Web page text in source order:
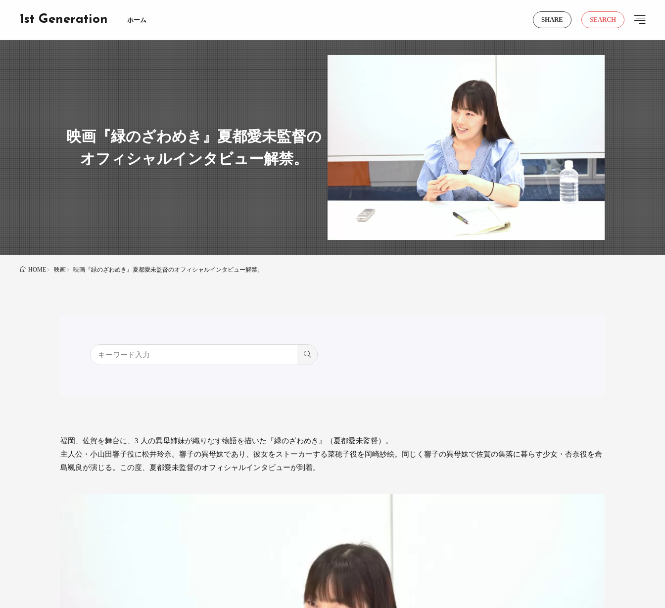
1st Generation ホーム SHARE SEARCH
映画『緑のざわめき』夏都愛未監督の
オフィシャルインタビュー解禁。
HOME 映画 映画『緑のざわめき』夏都愛未監督のオフィシャルインタビュー解禁。
福岡、佐賀を舞台に、3 人の異母姉妹が織りなす物語を描いた『緑のざわめき』（夏都愛未監督）。
主人公・小山田響子役に松井玲奈。響子の異母妹であり、彼女をストーカーする菜穂子役を岡崎紗絵。同じく響子の異母妹で佐賀の集落に暮らす少女・杏奈役を倉
島颯良が演じる。この度、夏都愛未監督のオフィシャルインタビューが到着。